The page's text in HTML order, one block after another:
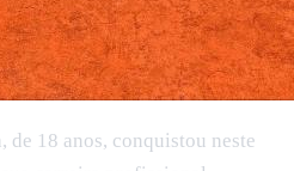
de 18 anos, conquistou neste